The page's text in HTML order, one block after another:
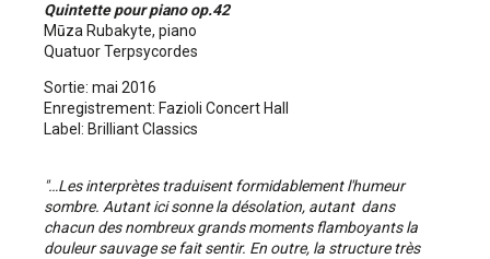
Quintette pour piano op.42
Mūza Rubakyte, piano
Quatuor Terpsycordes
Sortie: mai 2016
Enregistrement: Fazioli Concert Hall
Label: Brilliant Classics
"…Les interprètes traduisent formidablement l'humeur
sombre. Autant ici sonne la désolation, autant dans
chacun des nombreux grands moments flamboyants la
douleur sauvage se fait sentir. En outre, la structure très